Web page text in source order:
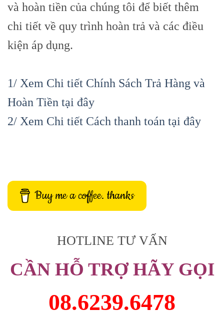
và hoàn tiền của chúng tôi để biết thêm
chi tiết về quy trình hoàn trả và các điều
kiện áp dụng.
1/ Xem Chi tiết Chính Sách Trả Hàng và
Hoàn Tiền tại đây
2/ Xem Chi tiết Cách thanh toán tại đây
Buy me a coffee. thanks
HOTLINE TƯ VẤN
CẦN HỖ TRỢ HÃY GỌI
08.6239.6478